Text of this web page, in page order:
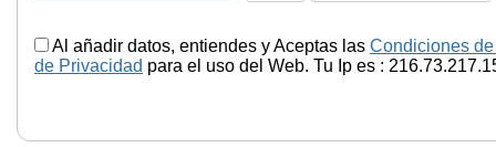
Al añadir datos, entiendes y Aceptas las Condiciones
de Privacidad para el uso del Web. Tu Ip es :